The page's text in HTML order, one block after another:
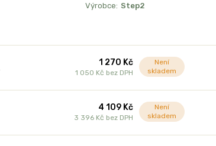
Výrobce: Step2
1 270 Kč
1 050 Kč bez DPH
Není
skladem
4 109 Kč
3 396 Kč bez DPH
Není
skladem